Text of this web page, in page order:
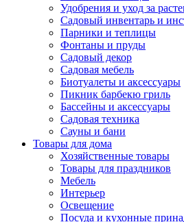
Удобрения и уход за
Садовый инвентарь и
Парники и теплицы
Фонтаны и пруды
Садовый декор
Садовая мебель
Биотуалеты и аксессуары
Пикник барбекю гриль
Бассейны и аксессуары
Садовая техника
Сауны и бани
Товары для дома
Хозяйственные товары
Товары для праздников
Мебель
Интерьер
Освещение
Посуда и кухонные